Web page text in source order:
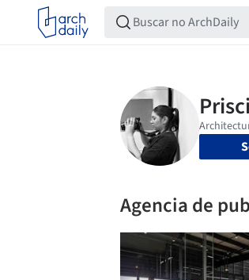
Agencia de